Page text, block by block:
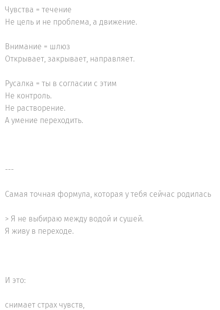
Чувства = течение
Не цель и не проблема, а движение.
Внимание = шлюз
Открывает, закрывает, направляет.
Русалка = ты в согласии с этим
Не контроль.
Не растворение.
А умение переходить.
---
Самая точная формула, которая у тебя сейчас родилась
> Я не выбираю между водой и сушей.
Я живу в переходе.
И это:
снимает страх чувств,